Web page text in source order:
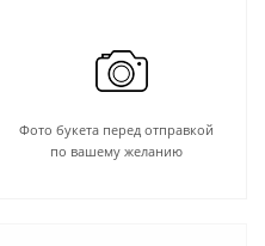
Фото букета перед отправкой
по вашему желанию